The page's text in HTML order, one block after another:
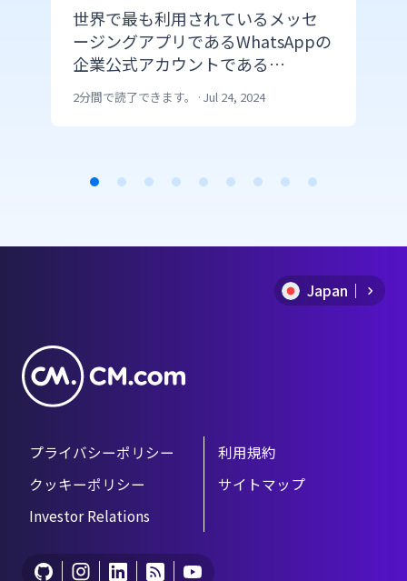
世界で最も利用されているメッセ
ージングアプリであるWhatsAppの
企業公式アカウントである
WhatsApp Businessをマーケティ
ングで活用する際に顧客とのコミ
介。
2分間で読了できます。 · Jul 24, 2024
1
Japan
プライバシーポリシー
利用規約
クッキーポリシー
サイトマップ
Investor Relations